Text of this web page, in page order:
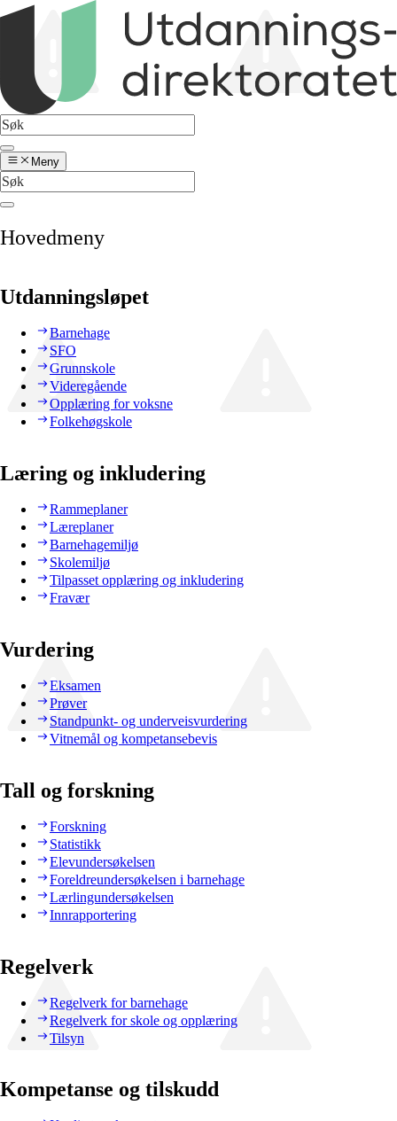
Meny
Hovedmeny
Utdanningsløpet
Barnehage
SFO
Grunnskole
Videregående
Opplæring for voksne
Folkehøgskole
Læring og inkludering
Rammeplaner
Læreplaner
Barnehagemiljø
Skolemiljø
Tilpasset opplæring og inkludering
Fravær
Vurdering
Eksamen
Prøver
Standpunkt- og underveisvurdering
Vitnemål og kompetansebevis
Tall og forskning
Forskning
Statistikk
Elevundersøkelsen
Foreldreundersøkelsen i barnehage
Lærlingundersøkelsen
Innrapportering
Regelverk
Regelverk for barnehage
Regelverk for skole og opplæring
Tilsyn
Kompetanse og tilskudd